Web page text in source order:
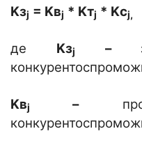
Kзj = Kвj * Kтj * Kсj,
де Kзj –
Kвj–